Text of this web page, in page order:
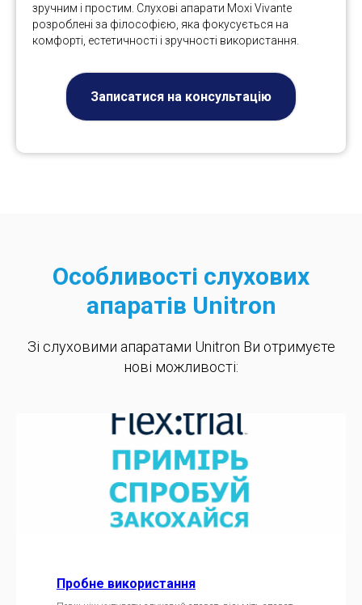
зручним і простим. Слухові апарати Moxi Vivante
розроблені за філософією, яка фокусується на
комфорті, естетичності і зручності використання.
Записатися на консультацію
Особливості слухових
апаратів Unitron
Зі слуховими апаратами Unitron Ви отримуєте
нові можливості:
Пробне використання